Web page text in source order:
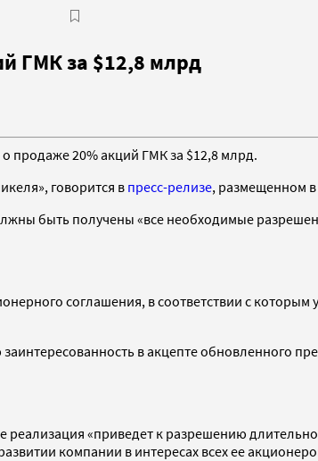
ГМК за $12,8 млрд
продаже 20% акций ГМК за $12,8 млрд.
говорится в пресс-релизе, размещенном
быть получены «все необходимые
соглашения, в соответствии с
в акцепте обновленного
«приведет к разрешению
компании в интересах всех ее